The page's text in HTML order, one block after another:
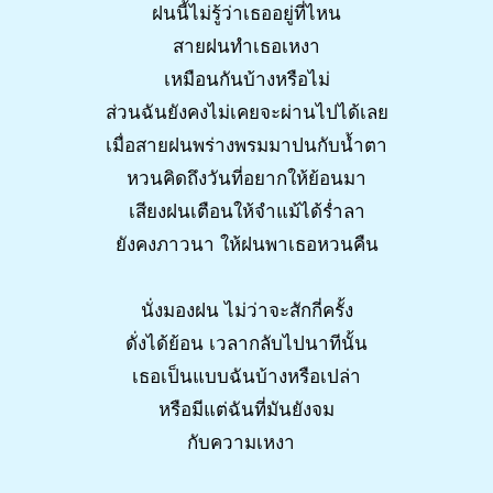
ฝนนี้ไม่รู้ว่าเธออยู่ที่ไหน
สายฝนทำเธอเหงา
เหมือนกันบ้างหรือไม่
ส่วนฉันยังคงไม่เคยจะผ่านไปได้เลย
เมื่อสายฝนพร่างพรมมาปนกับน้ำตา
หวนคิดถึงวันที่อยากให้ย้อนมา
เสียงฝนเตือนให้จำแม้ได้ร่ำลา
ยังคงภาวนา ให้ฝนพาเธอหวนคืน
นั่งมองฝน ไม่ว่าจะสักกี่ครั้ง
ดั่งได้ย้อน เวลากลับไปนาทีนั้น
เธอเป็นแบบฉันบ้างหรือเปล่า
หรือมีแต่ฉันที่มันยังจม
กับความเหงา